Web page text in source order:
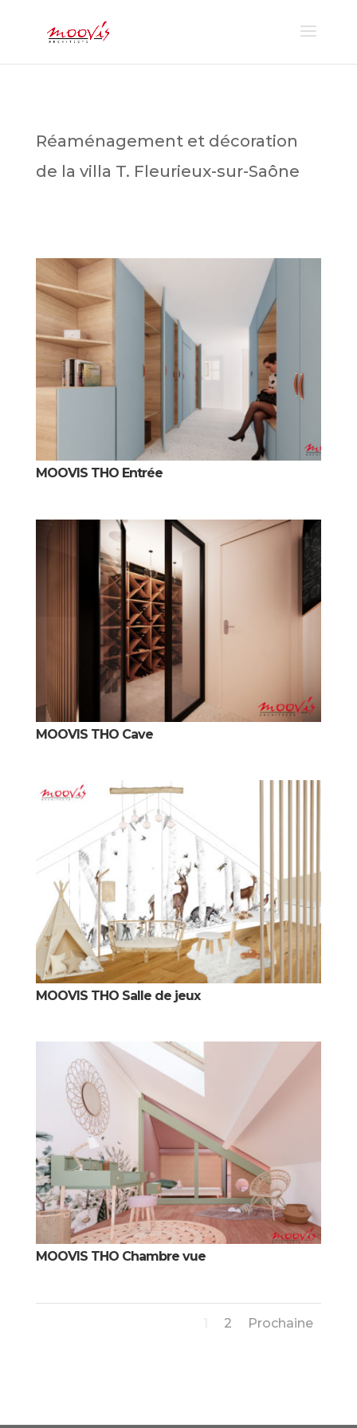
Réaménagement et décoration
de la villa T. Fleurieux-sur-Saône
MOOVIS THO Entrée
MOOVIS THO Cave
MOOVIS THO Salle de jeux
MOOVIS THO Chambre vue
2 Prochaine